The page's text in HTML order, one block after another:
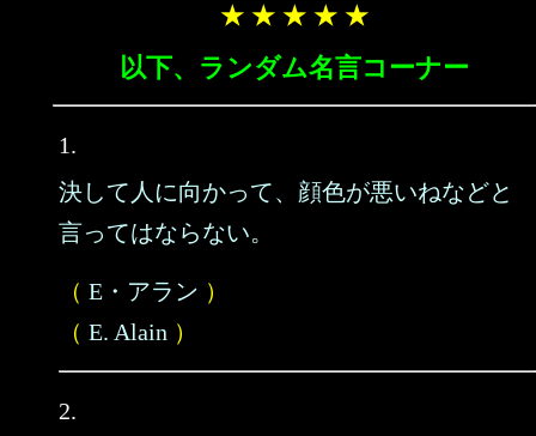
★ ★ ★ ★ ★
以下、ランダム名言コーナー
1.
決して人に向かって、顔色が悪いねなどと
言ってはならない。
（ E・アラン ）
（ E. Alain ）
2.